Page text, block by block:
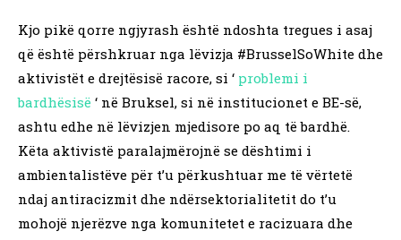
Kjo pikë qorre ngjyrash është ndoshta tregues i asaj
që është përshkruar nga lëvizja #BrusselSoWhite dhe
aktivistët e drejtësisë racore, si ‘ problemi i
bardhësisë ‘ në Bruksel, si në institucionet e BE-së,
ashtu edhe në lëvizjen mjedisore po aq të bardhë.
Këta aktivistë paralajmërojnë se dështimi i
ambientalistëve për t’u përkushtuar me të vërtetë
ndaj antiracizmit dhe ndërsektorialitetit do t’u
mohojë njerëzve nga komunitetet e racizuara dhe